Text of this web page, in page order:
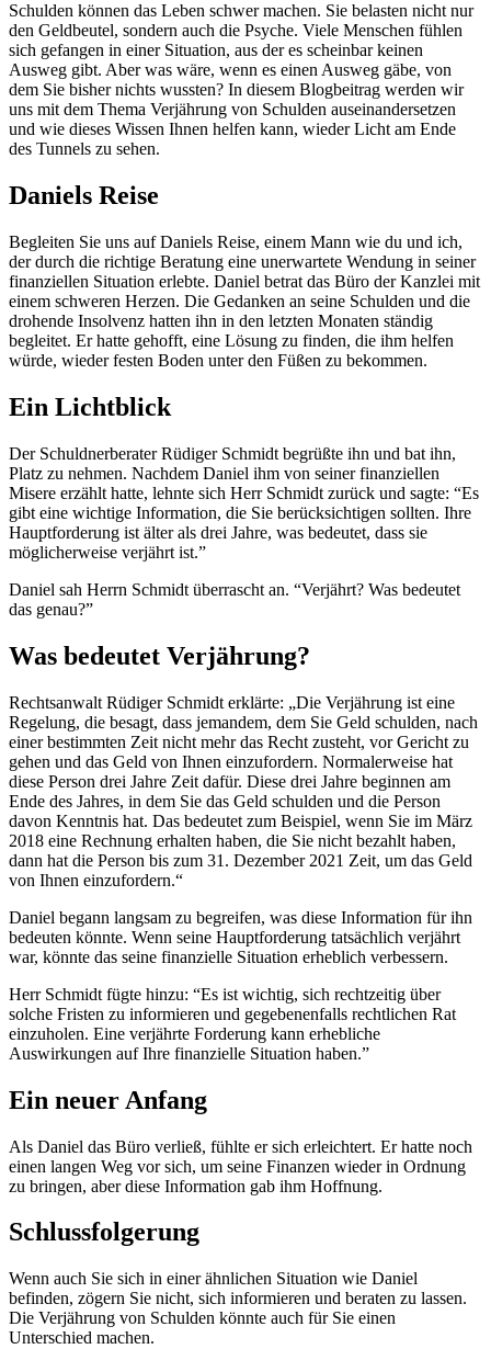
Schulden können das Leben schwer machen. Sie belasten nicht nur
den Geldbeutel, sondern auch die Psyche. Viele Menschen fühlen
sich gefangen in einer Situation, aus der es scheinbar keinen
Ausweg gibt. Aber was wäre, wenn es einen Ausweg gäbe, von
dem Sie bisher nichts wussten? In diesem Blogbeitrag werden wir
uns mit dem Thema Verjährung von Schulden auseinandersetzen
und wie dieses Wissen Ihnen helfen kann, wieder Licht am Ende
des Tunnels zu sehen.
Daniels Reise
Begleiten Sie uns auf Daniels Reise, einem Mann wie du und ich,
der durch die richtige Beratung eine unerwartete Wendung in seiner
finanziellen Situation erlebte. Daniel betrat das Büro der Kanzlei mit
einem schweren Herzen. Die Gedanken an seine Schulden und die
drohende Insolvenz hatten ihn in den letzten Monaten ständig
begleitet. Er hatte gehofft, eine Lösung zu finden, die ihm helfen
würde, wieder festen Boden unter den Füßen zu bekommen.
Ein Lichtblick
Der Schuldnerberater Rüdiger Schmidt begrüßte ihn und bat ihn,
Platz zu nehmen. Nachdem Daniel ihm von seiner finanziellen
Misere erzählt hatte, lehnte sich Herr Schmidt zurück und sagte: “Es
gibt eine wichtige Information, die Sie berücksichtigen sollten. Ihre
Hauptforderung ist älter als drei Jahre, was bedeutet, dass sie
möglicherweise verjährt ist.”
Daniel sah Herrn Schmidt überrascht an. “Verjährt? Was bedeutet
das genau?”
Was bedeutet Verjährung?
Rechtsanwalt Rüdiger Schmidt erklärte: „Die Verjährung ist eine
Regelung, die besagt, dass jemandem, dem Sie Geld schulden, nach
einer bestimmten Zeit nicht mehr das Recht zusteht, vor Gericht zu
gehen und das Geld von Ihnen einzufordern. Normalerweise hat
diese Person drei Jahre Zeit dafür. Diese drei Jahre beginnen am
Ende des Jahres, in dem Sie das Geld schulden und die Person
davon Kenntnis hat. Das bedeutet zum Beispiel, wenn Sie im März
2018 eine Rechnung erhalten haben, die Sie nicht bezahlt haben,
dann hat die Person bis zum 31. Dezember 2021 Zeit, um das Geld
von Ihnen einzufordern.“
Daniel begann langsam zu begreifen, was diese Information für ihn
bedeuten könnte. Wenn seine Hauptforderung tatsächlich verjährt
war, könnte das seine finanzielle Situation erheblich verbessern.
Herr Schmidt fügte hinzu: “Es ist wichtig, sich rechtzeitig über
solche Fristen zu informieren und gegebenenfalls rechtlichen Rat
einzuholen. Eine verjährte Forderung kann erhebliche
Auswirkungen auf Ihre finanzielle Situation haben.”
Ein neuer Anfang
Als Daniel das Büro verließ, fühlte er sich erleichtert. Er hatte noch
einen langen Weg vor sich, um seine Finanzen wieder in Ordnung
zu bringen, aber diese Information gab ihm Hoffnung.
Schlussfolgerung
Wenn auch Sie sich in einer ähnlichen Situation wie Daniel
befinden, zögern Sie nicht, sich informieren und beraten zu lassen.
Die Verjährung von Schulden könnte auch für Sie einen
Unterschied machen.